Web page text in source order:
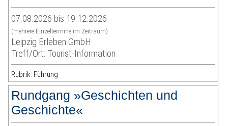
07.08.2026 bis 19.12.2026
(mehrere Einzeltermine im Zeitraum)
Leipzig Erleben GmbH
Treff/Ort: Tourist-Information
Rubrik: Führung
Rundgang »Geschichten und
Geschichte«